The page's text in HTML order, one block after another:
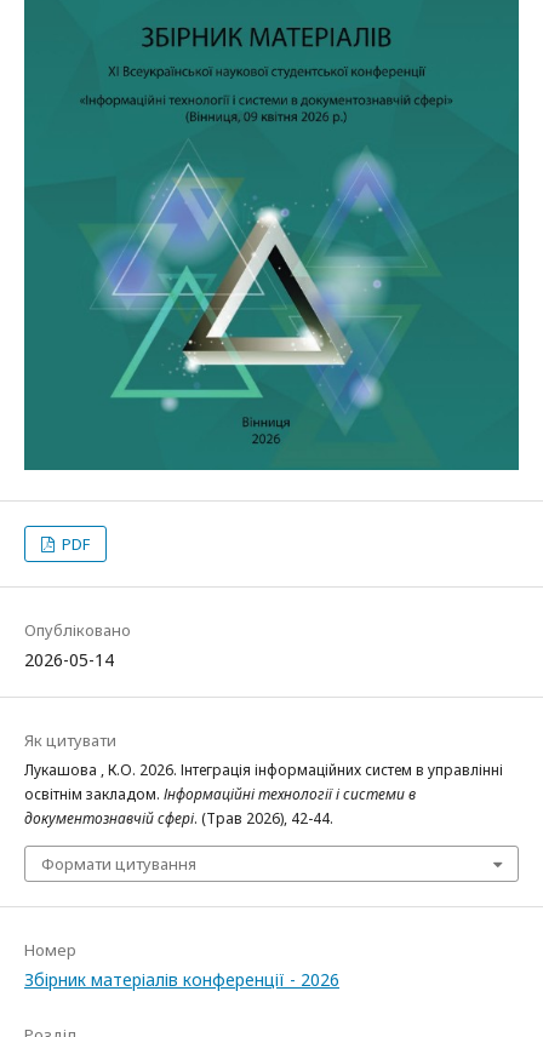
PDF
Опубліковано
2026-05-14
Як цитувати
Лукашова , К.О. 2026. Інтеграція інформаційних систем в управлінні
освітнім закладом. Інформаційні технології і системи в
документознавчій сфері. (Трав 2026), 42-44.
Формати цитування
Номер
Збірник матеріалів конференції - 2026